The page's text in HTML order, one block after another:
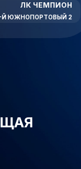
ЛК ЧЕМПИОН
Й ЮЖНОПОРТОВЫЙ 2